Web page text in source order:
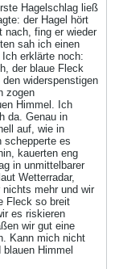
Hagelschlag ließ
der Hagel hört
nach, fing er wieder
sah ich einen
erklärte noch:
der blaue Fleck
widerspenstigen
zogen
Himmel. Ich
da. Genau in
auf, wie in
schepperte es
kauerten eng
in unmittelbarer
Wetterradar,
mehr und wir
Fleck so breit
es riskieren
wir gut eine
Kann mich nicht
Himmel